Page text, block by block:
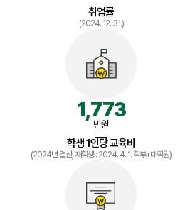
취업률
(2024. 12. 31.)
1,773
만원
학생 1인당 교육비
(2024년 결산, 재학생 : 2024. 4. 1. 학부+대학원)